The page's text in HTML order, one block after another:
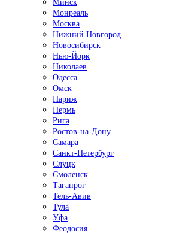
Минск
Монреаль
Москва
Нижний Новгород
Новосибирск
Нью-Йорк
Николаев
Одесса
Омск
Париж
Пермь
Рига
Ростов-на-Дону
Самара
Санкт-Петербург
Слуцк
Смоленск
Таганрог
Тель-Авив
Тула
Уфа
Феодосия